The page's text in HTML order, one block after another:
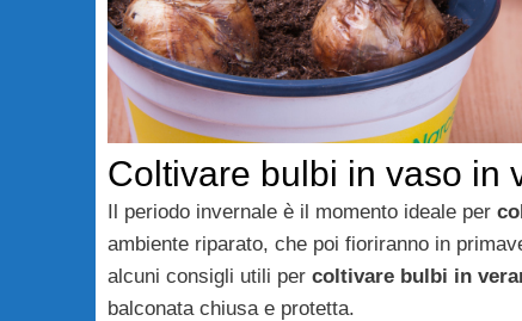
Coltivare bulbi in vaso in
Il periodo invernale è il momento ideale per
ambiente riparato, che poi fioriranno in
alcuni consigli utili per coltivare bulbi in
balconata chiusa e protetta.